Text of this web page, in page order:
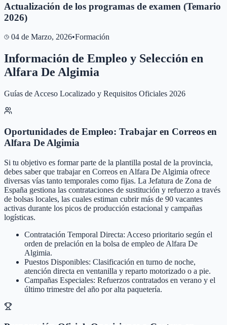
Actualización de los programas de examen (Temario
2026)
04 de Marzo, 2026•Formación
Información de Empleo y Selección en
Alfara De Algimia
Guías de Acceso Localizado y Requisitos Oficiales 2026
Oportunidades de Empleo: Trabajar en Correos en
Alfara De Algimia
Si tu objetivo es formar parte de la plantilla postal de la provincia,
debes saber que trabajar en Correos en Alfara De Algimia ofrece
diversas vías tanto temporales como fijas. La Jefatura de Zona de
España gestiona las contrataciones de sustitución y refuerzo a través
de bolsas locales, las cuales estiman cubrir más de 90 vacantes
activas durante los picos de producción estacional y campañas
logísticas.
Contratación Temporal Directa: Acceso prioritario según el
orden de prelación en la bolsa de empleo de Alfara De
Algimia.
Puestos Disponibles: Clasificación en turno de noche,
atención directa en ventanilla y reparto motorizado o a pie.
Campañas Especiales: Refuerzos contratados en verano y el
último trimestre del año por alta paquetería.